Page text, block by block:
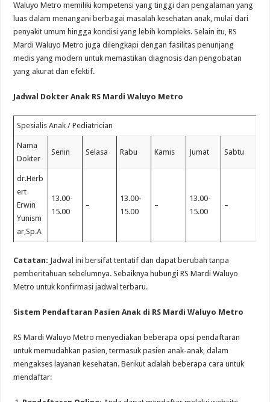
Waluyo Metro memiliki kompetensi yang tinggi dan pengalaman yang
luas dalam menangani berbagai masalah kesehatan anak, mulai dari
penyakit umum hingga kondisi yang lebih kompleks. Selain itu, RS
Mardi Waluyo Metro juga dilengkapi dengan fasilitas penunjang
medis yang modern untuk memastikan diagnosis dan pengobatan
yang akurat dan efektif.
Jadwal Dokter Anak RS Mardi Waluyo Metro
Spesialis Anak / Pediatrician
Nama
Dokter
Senin Selasa Rabu Kamis Jumat Sabtu
dr.Herb
ert
Erwin
Yunism
ar,Sp.A
13.00-
15.00
–
13.00-
15.00
–
13.00-
15.00
–
Catatan: Jadwal ini bersifat tentatif dan dapat berubah tanpa
pemberitahuan sebelumnya. Sebaiknya hubungi RS Mardi Waluyo
Metro untuk konfirmasi jadwal terbaru.
Sistem Pendaftaran Pasien Anak di RS Mardi Waluyo Metro
RS Mardi Waluyo Metro menyediakan beberapa opsi pendaftaran
untuk memudahkan pasien, termasuk pasien anak-anak, dalam
mengakses layanan kesehatan. Berikut adalah beberapa cara untuk
mendaftar: